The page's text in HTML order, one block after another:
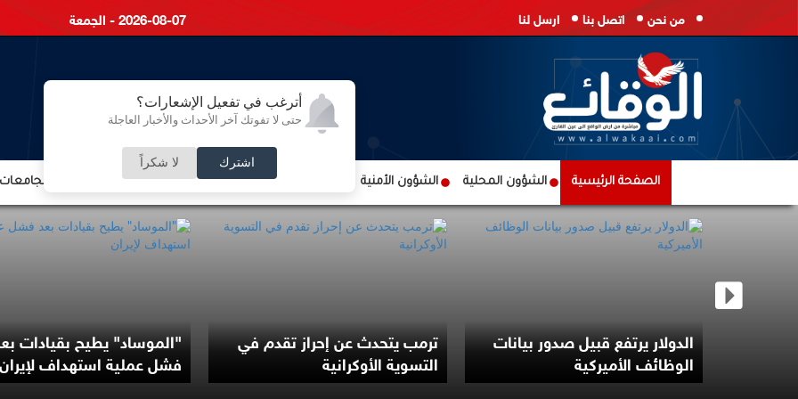
أترغب في تفعيل الإشعارات؟
حتى لا تفوتك آخر الأحداث والأخبار العاجلة
اشترك لا شكراً
من نحن اتصل بنا ارسل لنا 2026-08-07 - الجمعة
الصفحة الرئيسية الشؤون المحلية الشؤون الأمنية الشؤون الإقتصادية الشؤون البرلمانية التعليم والجامعات
الدولار يرتفع قبيل صدور بيانات
الوظائف الأميركية
ترمب يتحدث عن إحراز تقدم في
التسوية الأوكرانية
"الموساد" يطيح بقيادات
فشل عملية استهداف لإيران